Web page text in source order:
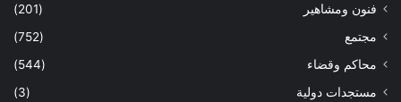
فنون ومشاهير
(201)
مجتمع
(752)
محاكم وقضاء
(544)
مستجدات دولية
(3)